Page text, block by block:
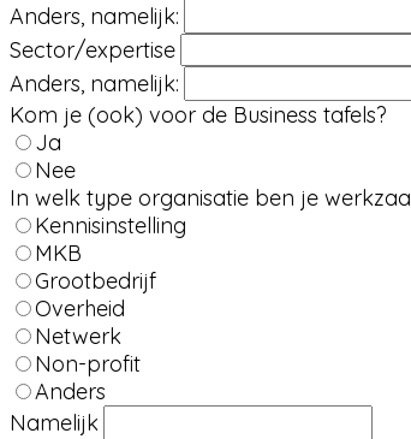
Anders, namelijk:
Sector/expertise
Anders, namelijk:
Kom je (ook) voor de Business tafels?
Ja
Nee
In welk type organisatie ben je
Kennisinstelling
MKB
Grootbedrijf
Overheid
Netwerk
Non-profit
Anders
Namelijk